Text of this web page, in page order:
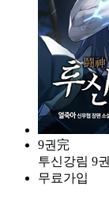
9권完
투신강림 9권
무료가입